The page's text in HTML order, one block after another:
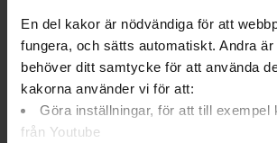
En del kakor är nödvändiga för att
fungera, och sätts automatiskt. Andra
behöver ditt samtycke för att använda
kakorna använder vi för att:
Göra inställningar, för att till exempel
från Youtube
Det tecknas mellan arbetsgivaren och
Har ni planer på ett nytt
stöd att få hos SKR!